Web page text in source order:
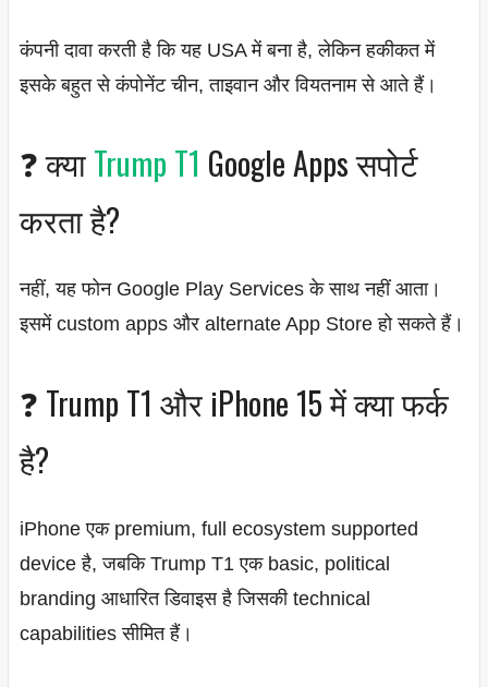
कंपनी दावा करती है कि यह USA में बना है, लेकिन हकीकत में
इसके बहुत से कंपोनेंट चीन, ताइवान और वियतनाम से आते हैं।
❓ क्याTrump T1 Google Apps सपोर्ट
करता है?
नहीं, यह फोन Google Play Services के साथ नहीं आता।
इसमें custom apps और alternate App Store हो सकते हैं।
❓ Trump T1 और iPhone 15 में क्या फर्क
है?
iPhone एक premium, full ecosystem supported
device है, जबकि Trump T1 एक basic, political
branding आधारित डिवाइस है जिसकी technical
capabilities सीमित हैं।